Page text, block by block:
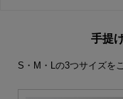
手提
S・M・Lの3つサイズを